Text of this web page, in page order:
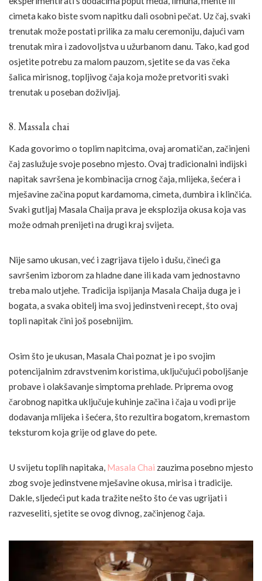
cimeta kako biste svom napitku dali osobni pečat. Uz čaj, svaki
trenutak može postati prilika za malu ceremoniju, dajući vam
trenutak mira i zadovoljstva u užurbanom danu. Tako, kad god
osjetite potrebu za malom pauzom, sjetite se da vas čeka
šalica mirisnog, topljivog čaja koja može pretvoriti svaki
trenutak u poseban doživljaj.
8. Massala chai
Kada govorimo o toplim napitcima, ovaj aromatičan, začinjeni
čaj zaslužuje svoje posebno mjesto. Ovaj tradicionalni indijski
napitak savršena je kombinacija crnog čaja, mlijeka, šećera i
mješavine začina poput kardamoma, cimeta, đumbira i klinčića.
Svaki gutljaj Masala Chaija prava je eksplozija okusa koja vas
može odmah prenijeti na drugi kraj svijeta.
Nije samo ukusan, već i zagrijava tijelo i dušu, čineći ga
savršenim izborom za hladne dane ili kada vam jednostavno
treba malo utjehe. Tradicija ispijanja Masala Chaija duga je i
bogata, a svaka obitelj ima svoj jedinstveni recept, što ovaj
topli napitak čini još posebnijim.
Osim što je ukusan, Masala Chai poznat je i po svojim
potencijalnim zdravstvenim koristima, uključujući poboljšanje
probave i olakšavanje simptoma prehlade. Priprema ovog
čarobnog napitka uključuje kuhinje začina i čaja u vodi prije
dodavanja mlijeka i šećera, što rezultira bogatom, kremastom
teksturom koja grije od glave do pete.
U svijetu toplih napitaka, Masala Chai zauzima posebno mjesto
zbog svoje jedinstvene mješavine okusa, mirisa i tradicije.
Dakle, sljedeći put kada tražite nešto što će vas ugrijati i
razveseliti, sjetite se ovog divnog, začinjenog čaja.